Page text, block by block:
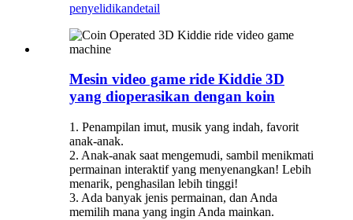
penyelidikandetail
Mesin video game ride Kiddie 3D
yang dioperasikan dengan koin
1. Penampilan imut, musik yang indah, favorit
anak-anak.
2. Anak-anak saat mengemudi, sambil menikmati
permainan interaktif yang menyenangkan! Lebih
menarik, penghasilan lebih tinggi!
3. Ada banyak jenis permainan, dan Anda
memilih mana yang ingin Anda mainkan.